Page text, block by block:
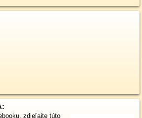
, zdieľajte túto